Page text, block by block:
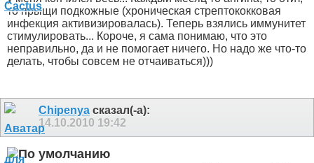
то прыщи подкожные (хроническая стрептококковая
инфекция активизировалась). Теперь взялись иммунитет
стимулировать... Короче, я сама понимаю, что это
неправильно, да и не помогает ничего. Но надо же что-то
делать, чтобы совсем не отчаиваться)))
Chipenya сказал(-а):
14.10.2010 19:42